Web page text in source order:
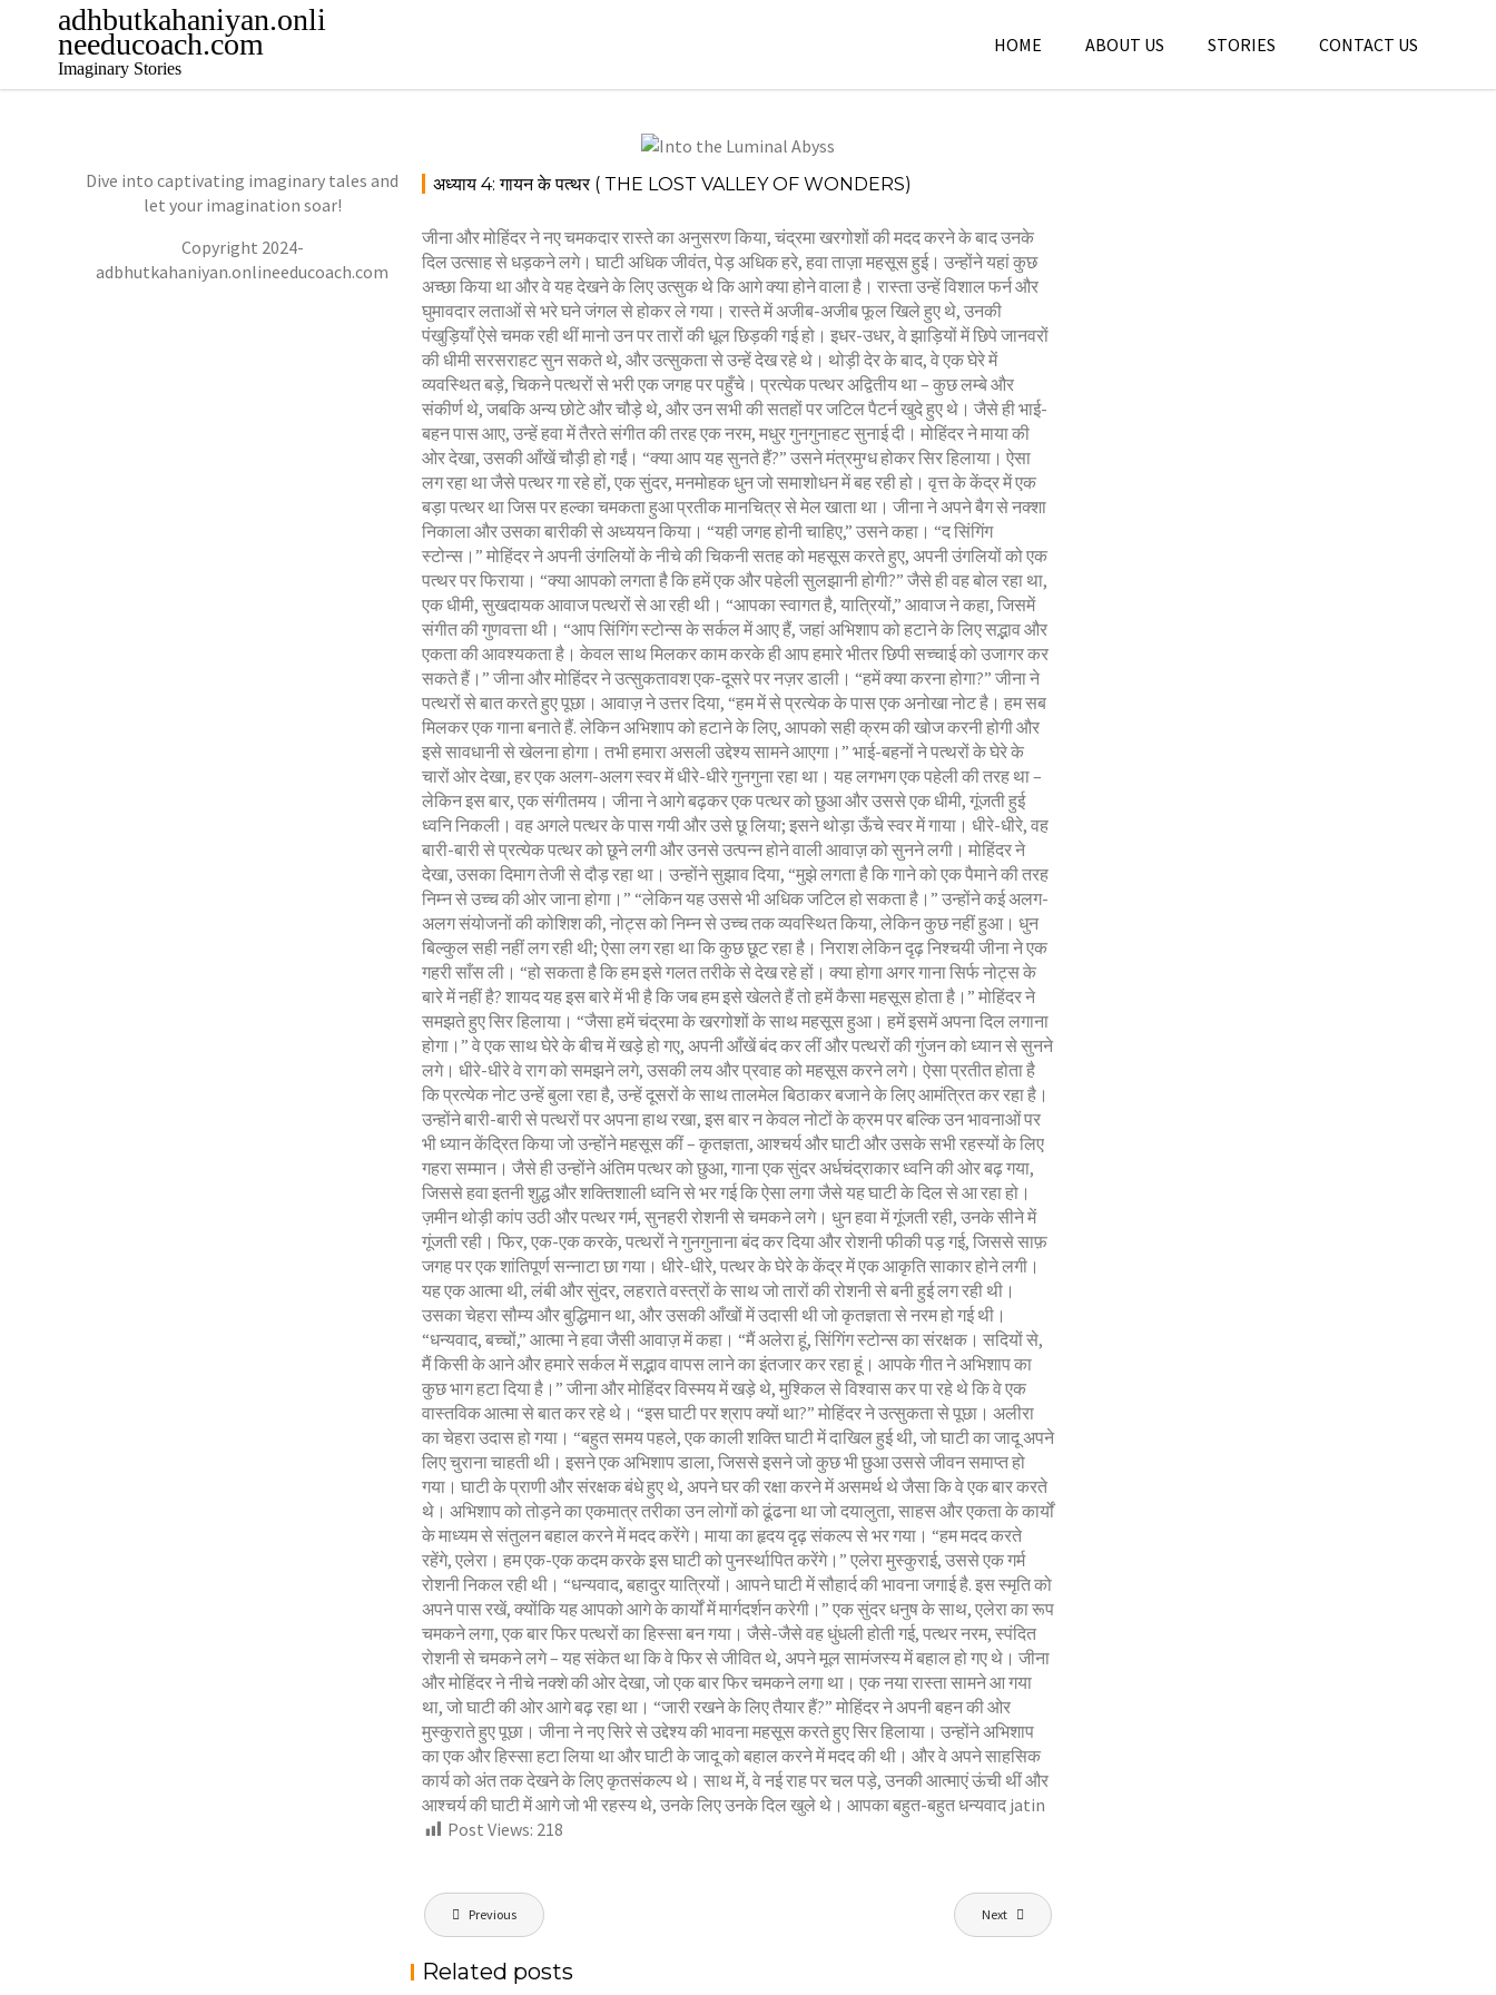
content
adhbutkahaniyan.onli
needucoach.com
Imaginary Stories
HOME ABOUT US STORIES CONTACT US
November
Stories,
Stories,
अध्याय 4: गायन के पत्थर ( THE LOST VALLEY OF WONDERS)
जीना और मोहिंदर ने नए चमकदार रास्ते का अनुसरण किया, चंद्रमा खरगोशों की मदद करने के बाद उनके
दिल उत्साह से धड़कने लगे। घाटी अधिक जीवंत, पेड़ अधिक हरे, हवा ताज़ा महसूस हुई। उन्होंने यहां कुछ
अच्छा किया था और वे यह देखने के लिए उत्सुक थे कि आगे क्या होने वाला है। रास्ता उन्हें विशाल फर्न और
घुमावदार लताओं से भरे घने जंगल से होकर ले गया। रास्ते में अजीब-अजीब फूल खिले हुए थे, उनकी
पंखुड़ियाँ ऐसे चमक रही थीं मानो उन पर तारों की धूल छिड़की गई हो। इधर-उधर, वे झाड़ियों में छिपे जानवरों
की धीमी सरसराहट सुन सकते थे, और उत्सुकता से उन्हें देख रहे थे। थोड़ी देर के बाद, वे एक घेरे में
व्यवस्थित बड़े, चिकने पत्थरों से भरी एक जगह पर पहुँचे। प्रत्येक पत्थर अद्वितीय था – कुछ लम्बे और
संकीर्ण थे, जबकि अन्य छोटे और चौड़े थे, और उन सभी की सतहों पर जटिल पैटर्न खुदे हुए थे। जैसे ही भाई-
बहन पास आए, उन्हें हवा में तैरते संगीत की तरह एक नरम, मधुर गुनगुनाहट सुनाई दी। मोहिंदर ने माया की
ओर देखा, उसकी आँखें चौड़ी हो गईं। “क्या आप यह सुनते हैं?” उसने मंत्रमुग्ध होकर सिर हिलाया। ऐसा
लग रहा था जैसे पत्थर गा रहे हों, एक सुंदर, मनमोहक धुन जो समाशोधन में बह रही हो। वृत्त के केंद्र में एक
बड़ा पत्थर था जिस पर हल्का चमकता हुआ प्रतीक मानचित्र से मेल खाता था। जीना ने अपने बैग से नक्शा
निकाला और उसका बारीकी से अध्ययन किया। “यही जगह होनी चाहिए,” उसने कहा। “द सिंगिंग
स्टोन्स।” मोहिंदर ने अपनी उंगलियों के नीचे की चिकनी सतह को महसूस करते हुए, अपनी उंगलियों को एक
पत्थर पर फिराया। “क्या आपको लगता है कि हमें एक और पहेली सुलझानी होगी?” जैसे ही वह बोल रहा था,
एक धीमी, सुखदायक आवाज पत्थरों से आ रही थी। “आपका स्वागत है, यात्रियों,” आवाज ने कहा, जिसमें
संगीत की गुणवत्ता थी। “आप सिंगिंग स्टोन्स के सर्कल में आए हैं, जहां अभिशाप को हटाने के लिए सद्भाव और
एकता की आवश्यकता है। केवल साथ मिलकर काम करके ही आप हमारे भीतर छिपी सच्चाई को उजागर कर
सकते हैं।” जीना और मोहिंदर ने उत्सुकतावश एक-दूसरे पर नज़र डाली। “हमें क्या करना होगा?” जीना ने
पत्थरों से बात करते हुए पूछा। आवाज़ ने उत्तर दिया, “हम में से प्रत्येक के पास एक अनोखा नोट है। हम सब
मिलकर एक गाना बनाते हैं. लेकिन अभिशाप को हटाने के लिए, आपको सही क्रम की खोज करनी होगी और
इसे सावधानी से खेलना होगा। तभी हमारा असली उद्देश्य सामने आएगा।” भाई-बहनों ने पत्थरों के घेरे के
चारों ओर देखा, हर एक अलग-अलग स्वर में धीरे-धीरे गुनगुना रहा था। यह लगभग एक पहेली की तरह था –
लेकिन इस बार, एक संगीतमय। जीना ने आगे बढ़कर एक पत्थर को छुआ और उससे एक धीमी, गूंजती हुई
ध्वनि निकली। वह अगले पत्थर के पास गयी और उसे छू लिया; इसने थोड़ा ऊँचे स्वर में गाया। धीरे-धीरे, वह
बारी-बारी से प्रत्येक पत्थर को छूने लगी और उनसे उत्पन्न होने वाली आवाज़ को सुनने लगी। मोहिंदर ने
देखा, उसका दिमाग तेजी से दौड़ रहा था। उन्होंने सुझाव दिया, “मुझे लगता है कि गाने को एक पैमाने की तरह
निम्न से उच्च की ओर जाना होगा।” “लेकिन यह उससे भी अधिक जटिल हो सकता है।” उन्होंने कई अलग-
अलग संयोजनों की कोशिश की, नोट्स को निम्न से उच्च तक व्यवस्थित किया, लेकिन कुछ नहीं हुआ। धुन
बिल्कुल सही नहीं लग रही थी; ऐसा लग रहा था कि कुछ छूट रहा है। निराश लेकिन दृढ़ निश्चयी जीना ने एक
गहरी साँस ली। “हो सकता है कि हम इसे गलत तरीके से देख रहे हों। क्या होगा अगर गाना सिर्फ नोट्स के
बारे में नहीं है? शायद यह इस बारे में भी है कि जब हम इसे खेलते हैं तो हमें कैसा महसूस होता है।” मोहिंदर ने
समझते हुए सिर हिलाया। “जैसा हमें चंद्रमा के खरगोशों के साथ महसूस हुआ। हमें इसमें अपना दिल लगाना
होगा।” वे एक साथ घेरे के बीच में खड़े हो गए, अपनी आँखें बंद कर लीं और पत्थरों की गुंजन को ध्यान से सुनने
लगे। धीरे-धीरे वे राग को समझने लगे, उसकी लय और प्रवाह को महसूस करने लगे। ऐसा प्रतीत होता है
कि प्रत्येक नोट उन्हें बुला रहा है, उन्हें दूसरों के साथ तालमेल बिठाकर बजाने के लिए आमंत्रित कर रहा है।
उन्होंने बारी-बारी से पत्थरों पर अपना हाथ रखा, इस बार न केवल नोटों के क्रम पर बल्कि उन भावनाओं पर
भी ध्यान केंद्रित किया जो उन्होंने महसूस कीं – कृतज्ञता, आश्चर्य और घाटी और उसके सभी रहस्यों के लिए
गहरा सम्मान। जैसे ही उन्होंने अंतिम पत्थर को छुआ, गाना एक सुंदर अर्धचंद्राकार ध्वनि की ओर बढ़ गया,
जिससे हवा इतनी शुद्ध और शक्तिशाली ध्वनि से भर गई कि ऐसा लगा जैसे यह घाटी के दिल से आ रहा हो।
ज़मीन थोड़ी कांप उठी और पत्थर गर्म, सुनहरी रोशनी से चमकने लगे। धुन हवा में गूंजती रही, उनके सीने में
गूंजती रही। फिर, एक-एक करके, पत्थरों ने गुनगुनाना बंद कर दिया और रोशनी फीकी पड़ गई, जिससे साफ़
जगह पर एक शांतिपूर्ण सन्नाटा छा गया। धीरे-धीरे, पत्थर के घेरे के केंद्र में एक आकृति साकार होने लगी।
यह एक आत्मा थी, लंबी और सुंदर, लहराते वस्त्रों के साथ जो तारों की रोशनी से बनी हुई लग रही थी।
उसका चेहरा सौम्य और बुद्धिमान था, और उसकी आँखों में उदासी थी जो कृतज्ञता से नरम हो गई थी।
“धन्यवाद, बच्चों,” आत्मा ने हवा जैसी आवाज़ में कहा। “मैं अलेरा हूं, सिंगिंग स्टोन्स का संरक्षक। सदियों से,
मैं किसी के आने और हमारे सर्कल में सद्भाव वापस लाने का इंतजार कर रहा हूं। आपके गीत ने अभिशाप का
कुछ भाग हटा दिया है।” जीना और मोहिंदर विस्मय में खड़े थे, मुश्किल से विश्वास कर पा रहे थे कि वे एक
वास्तविक आत्मा से बात कर रहे थे। “इस घाटी पर श्राप क्यों था?” मोहिंदर ने उत्सुकता से पूछा। अलीरा
का चेहरा उदास हो गया। “बहुत समय पहले, एक काली शक्ति घाटी में दाखिल हुई थी, जो घाटी का जादू अपने
लिए चुराना चाहती थी। इसने एक अभिशाप डाला, जिससे इसने जो कुछ भी छुआ उससे जीवन समाप्त हो
गया। घाटी के प्राणी और संरक्षक बंधे हुए थे, अपने घर की रक्षा करने में असमर्थ थे जैसा कि वे एक बार करते
थे। अभिशाप को तोड़ने का एकमात्र तरीका उन लोगों को ढूंढना था जो दयालुता, साहस और एकता के कार्यों
के माध्यम से संतुलन बहाल करने में मदद करेंगे। माया का हृदय दृढ़ संकल्प से भर गया। “हम मदद करते
रहेंगे, एलेरा। हम एक-एक कदम करके इस घाटी को पुनर्स्थापित करेंगे।” एलेरा मुस्कुराई, उससे एक गर्म
रोशनी निकल रही थी। “धन्यवाद, बहादुर यात्रियों। आपने घाटी में सौहार्द की भावना जगाई है. इस स्मृति को
अपने पास रखें, क्योंकि यह आपको आगे के कार्यों में मार्गदर्शन करेगी।” एक सुंदर धनुष के साथ, एलेरा का रूप
चमकने लगा, एक बार फिर पत्थरों का हिस्सा बन गया। जैसे-जैसे वह धुंधली होती गई, पत्थर नरम, स्पंदित
रोशनी से चमकने लगे – यह संकेत था कि वे फिर से जीवित थे, अपने मूल सामंजस्य में बहाल हो गए थे। जीना
और मोहिंदर ने नीचे नक्शे की ओर देखा, जो एक बार फिर चमकने लगा था। एक नया रास्ता सामने आ गया
था, जो घाटी की ओर आगे बढ़ रहा था। “जारी रखने के लिए तैयार हैं?” मोहिंदर ने अपनी बहन की ओर
मुस्कुराते हुए पूछा। जीना ने नए सिरे से उद्देश्य की भावना महसूस करते हुए सिर हिलाया। उन्होंने अभिशाप
का एक और हिस्सा हटा लिया था और घाटी के जादू को बहाल करने में मदद की थी। और वे अपने साहसिक
कार्य को अंत तक देखने के लिए कृतसंकल्प थे। साथ में, वे नई राह पर चल पड़े, उनकी आत्माएं ऊंची थीं और
आश्चर्य की घाटी में आगे जो भी रहस्य थे, उनके लिए उनके दिल खुले थे। आपका बहुत-बहुत धन्यवाद jatin
Post Views: 218
Post
navigation
Previous Next
Related posts
Dive into captivating imaginary tales and
let your imagination soar!
Copyright 2024-
adbhutkahaniyan.onlineeducoach.com